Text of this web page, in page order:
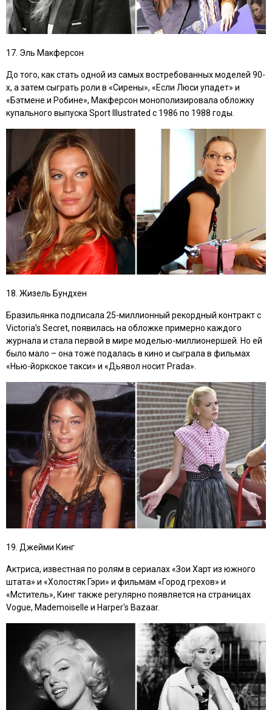
17. Эль Макферсон
До того, как стать одной из самых востребованных моделей 90-
х, а затем сыграть роли в «Сирены», «Если Люси упадет» и
«Бэтмене и Робине», Макферсон монополизировала обложку
купального выпуска Sport Illustrated с 1986 по 1988 годы.
18. Жизель Бундхен
Бразильянка подписала 25-миллионный рекордный контракт с
Victoria’s Secret, появилась на обложке примерно каждого
журнала и стала первой в мире моделью-миллионершей. Но ей
было мало – она тоже подалась в кино и сыграла в фильмах
«Нью-йоркское такси» и «Дьявол носит Prada».
19. Джейми Кинг
Актриса, известная по ролям в сериалах«Зои Харт из южного
штата» и «Холостяк Гэри» и фильмам «Город грехов» и
«Мститель», Кинг также регулярно появляется на страницах
Vogue, Mademoiselle и Harper's Bazaar.